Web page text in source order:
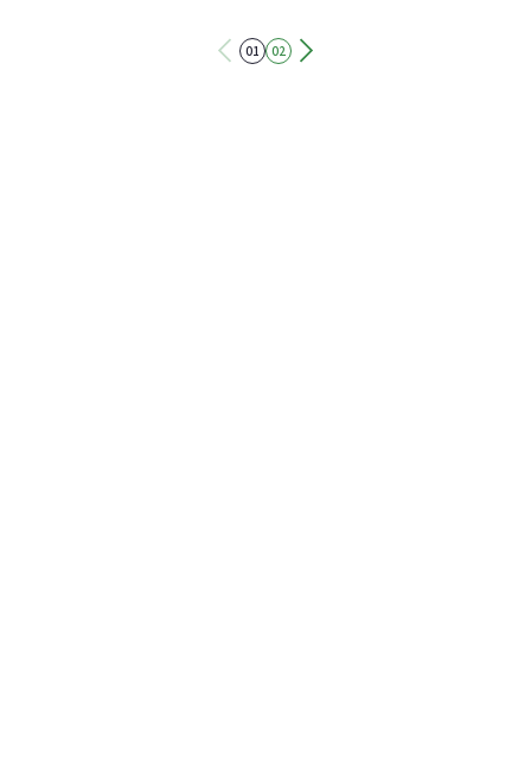
速解決雲林縣垃圾問題的作法。下午環署也隨即開記者
01 02